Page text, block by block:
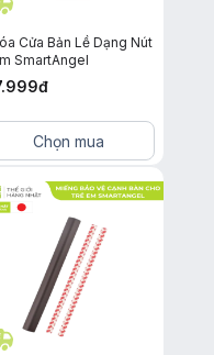
Cửa Bản Lề Dạng Nút
SmartAngel
đ
Chọn mua